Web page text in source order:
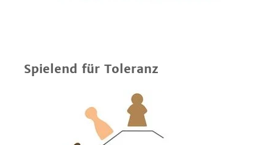
Spielend für Toleranz